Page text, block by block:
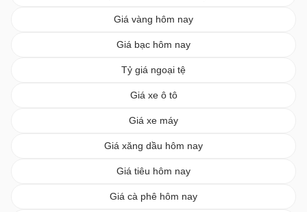
Giá vàng hôm nay
Giá bạc hôm nay
Tỷ giá ngoại tệ
Giá xe ô tô
Giá xe máy
Giá xăng dầu hôm nay
Giá tiêu hôm nay
Giá cà phê hôm nay